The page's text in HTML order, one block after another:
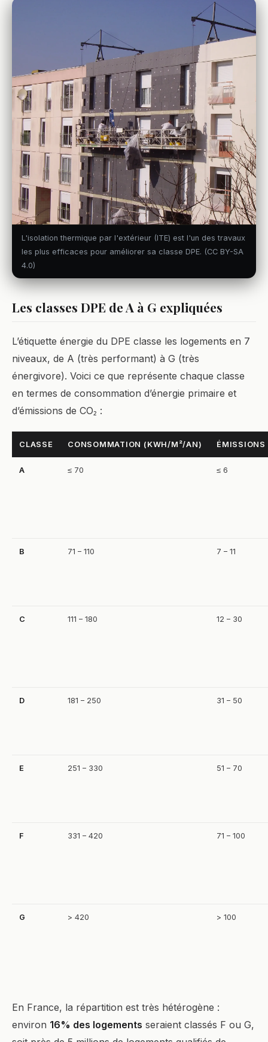
L'isolation thermique par l'extérieur (ITE) est l'un des travaux
les plus efficaces pour améliorer sa classe DPE. (CC BY-SA
4.0)
Les classes DPE de A à G expliquées
L’étiquette énergie du DPE classe les logements en 7
niveaux, de A (très performant) à G (très
énergivore). Voici ce que représente chaque classe
en termes de consommation d’énergie primaire et
d’émissions de CO₂ :
CLASSE CONSOMMATION (KWH/M²/AN)
A ≤ 70 ≤ 6
B 71 – 110 7 – 11
C 111 – 180 12 – 30
D 181 – 250 31 – 50
E 251 – 330 51 – 70
F 331 – 420 71 – 100
G > 420 > 100
En France, la répartition est très hétérogène :
environ 16% des logements seraient classés F ou G,